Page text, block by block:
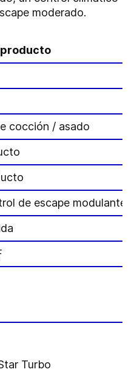
moderado.
cocción / asado
de escape modulante
Turbo